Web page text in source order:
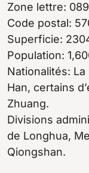
Zone lettre:
Code postal:
Superficie:
Population:
Nationalités:
Han, certains
Zhuang.
Divisions
de Longhua,
Qiongshan.